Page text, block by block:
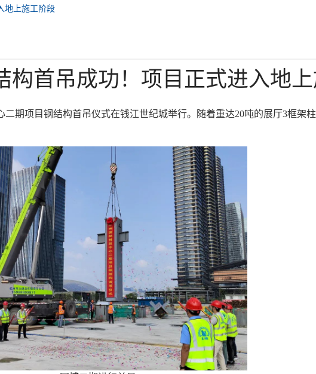
地上施工阶段
构首吊成功！项目正式进入地
期项目钢结构首吊仪式在钱江世纪城举行。随着重达20吨的展厅3框架